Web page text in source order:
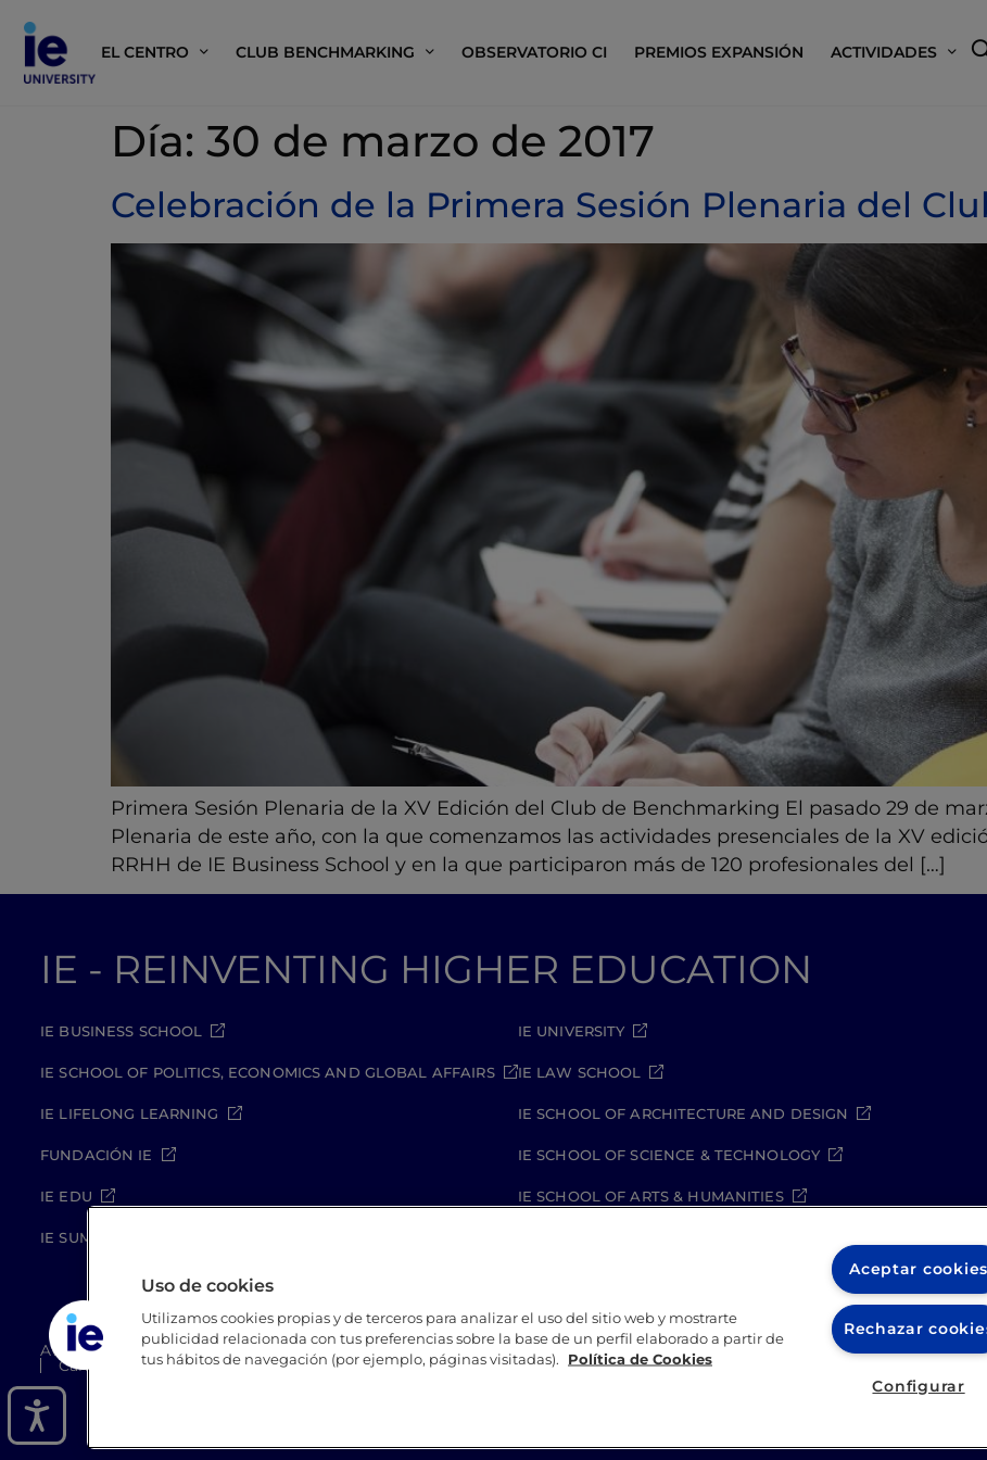
EL CENTRO CLUB BENCHMARKING OBSERVATORIO CI PREMIOS EXPANSIÓN ACTIVIDADES
Día: 30 de marzo de 2017
Celebración de la Primera Sesión Plenaria del
Primera Sesión Plenaria de la XV Edición del Club de Benchmarking El pasado 29 de
Plenaria de este año, con la que comenzamos las actividades presenciales de la XV
RRHH de IE Business School y en la que participaron más de 120 profesionales del […]
IE - REINVENTING HIGHER EDUCATION
IE BUSINESS SCHOOL
IE SCHOOL OF POLITICS, ECONOMICS AND GLOBAL AFFAIRS
IE LIFELONG LEARNING
FUNDACIÓN IE
IE EDU
IE SUMMER SCHOOL
IE UNIVERSITY
IE LAW SCHOOL
IE SCHOOL OF ARCHITECTURE AND DESIGN
IE SCHOOL OF SCIENCE & TECHNOLOGY
IE SCHOOL OF ARTS & HUMANITIES
Aviso legal Política de Privacidad Política de Cookies Política de seguridad Student Academic Standards
Canal Compliance Site Map
Uso de cookies
Utilizamos cookies propias y de terceros para analizar el uso del sitio web y mostrarte
publicidad relacionada con tus preferencias sobre la base de un perfil elaborado a partir de
tus hábitos de navegación (por ejemplo, páginas visitadas).
Política de Cookies
Aceptar cookies
Rechazar
Configurar